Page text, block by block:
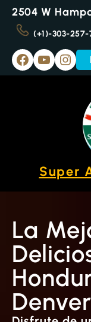
Skip
content
2504 W
(+1)-303-257-
Facebook
Super
La